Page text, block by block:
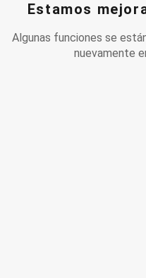
Estamos
Algunas funciones se
nuevamente